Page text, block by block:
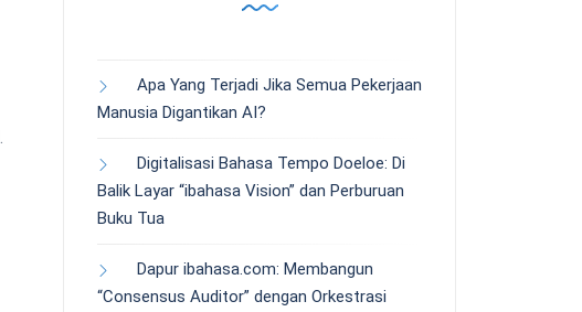
Apa Yang Terjadi Jika Semua Pekerjaan
Manusia Digantikan AI?
Digitalisasi Bahasa Tempo Doeloe: Di
Balik Layar “ibahasa Vision” dan Perburuan
Buku Tua
Dapur ibahasa.com: Membangun
“Consensus Auditor” dengan Orkestrasi